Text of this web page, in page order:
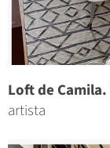
Loft de Camila.
artista